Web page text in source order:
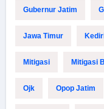
Gubernur Jatim
Jawa Timur
Mitigasi Mitigasi
Ojk Opop Jatim